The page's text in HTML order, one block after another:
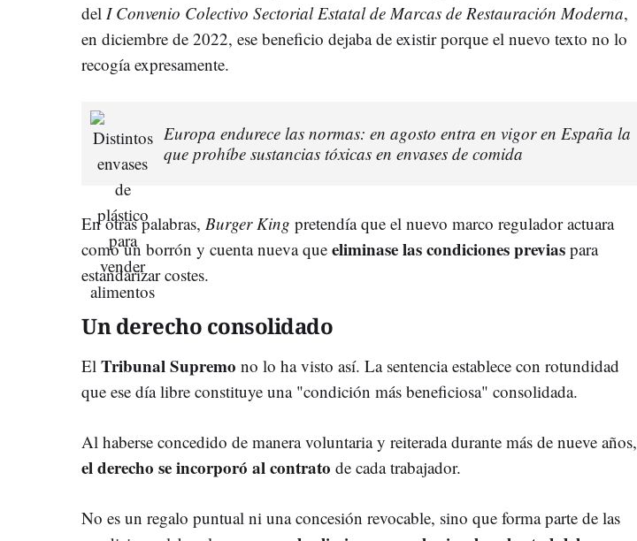
del I Convenio Colectivo Sectorial Estatal de Marcas de Restauración Moderna,
en diciembre de 2022, ese beneficio dejaba de existir porque el nuevo texto no lo
recogía expresamente.
Europa endurece las normas: en agosto entra en vigor en España la
que prohíbe sustancias tóxicas en envases de comida
En otras palabras, Burger King pretendía que el nuevo marco regulador actuara
como un borrón y cuenta nueva que eliminase las condiciones previas para
estandarizar costes.
Un derecho consolidado
El Tribunal Supremo no lo ha visto así. La sentencia establece con rotundidad
que ese día libre constituye una "condición más beneficiosa" consolidada.
Al haberse concedido de manera voluntaria y reiterada durante más de nueve años,
el derecho se incorporó al contrato de cada trabajador.
No es un regalo puntual ni una concesión revocable, sino que forma parte de las